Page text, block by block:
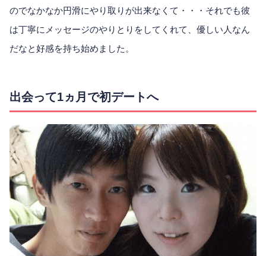
のでなかなか円滑にやり取りが出来なくて・・・それでも彼
は丁寧にメッセージのやりとりをしてくれて、優しい人なん
だなと好感を持ち始めました。
出会って1ヵ月で初デートへ